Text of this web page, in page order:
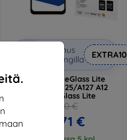
Alennus
kupongilla
EXTRA10
3MK FlexibleGlass Lite
Samsung A125/A127 A12
Hybrid Glass Lite
11,90 €
10,71 €